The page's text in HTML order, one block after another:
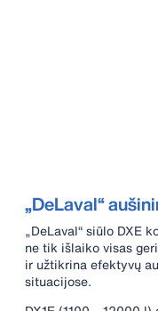
„DeLaval“
„DeLaval“ siūlo DXE
ne tik išlaiko visas
ir užtikrina efektyvų
situacijose.